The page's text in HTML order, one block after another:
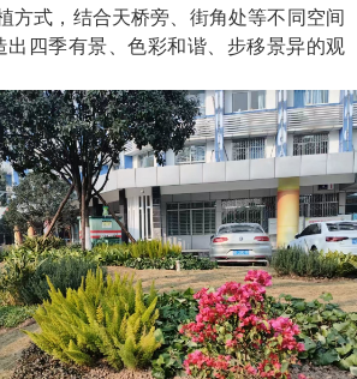
方式，结合天桥旁、街角处等不同空间
出四季有景、色彩和谐、步移景异的观